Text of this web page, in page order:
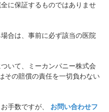
に保証するものではありませ
合は、事前に必ず該当の医院
いて、ミーカンパニー株式会
その賠償の責任を一切負わない
手数ですが、
お問い合わせフ